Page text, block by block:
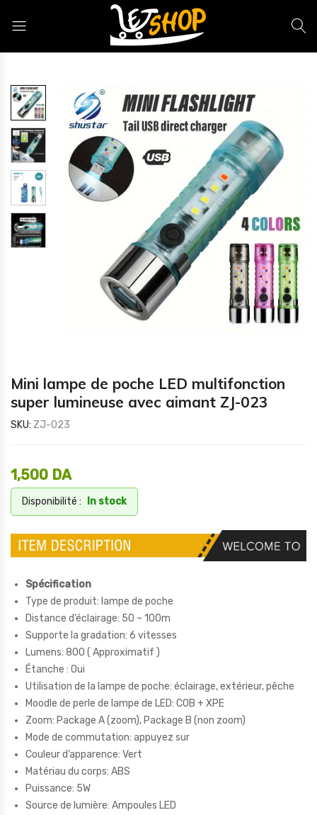
Mini lampe de poche LED multifonction
super lumineuse avec aimant ZJ-023
SKU: ZJ-023
1,500 DA
Disponibilité : In stock
Spécification
Type de produit: lampe de poche
Distance d’éclairage: 50 ~ 100m
Supporte la gradation: 6 vitesses
Lumens: 800 ( Approximatif )
Étanche : Oui
Utilisation de la lampe de poche: éclairage, extérieur, pêche
Moodle de perle de lampe de LED: COB + XPE
Zoom: Package A (zoom), Package B (non zoom)
Mode de commutation: appuyez sur
Couleur d’apparence: Vert
Matériau du corps: ABS
Puissance: 5W
Source de lumière: Ampoules LED